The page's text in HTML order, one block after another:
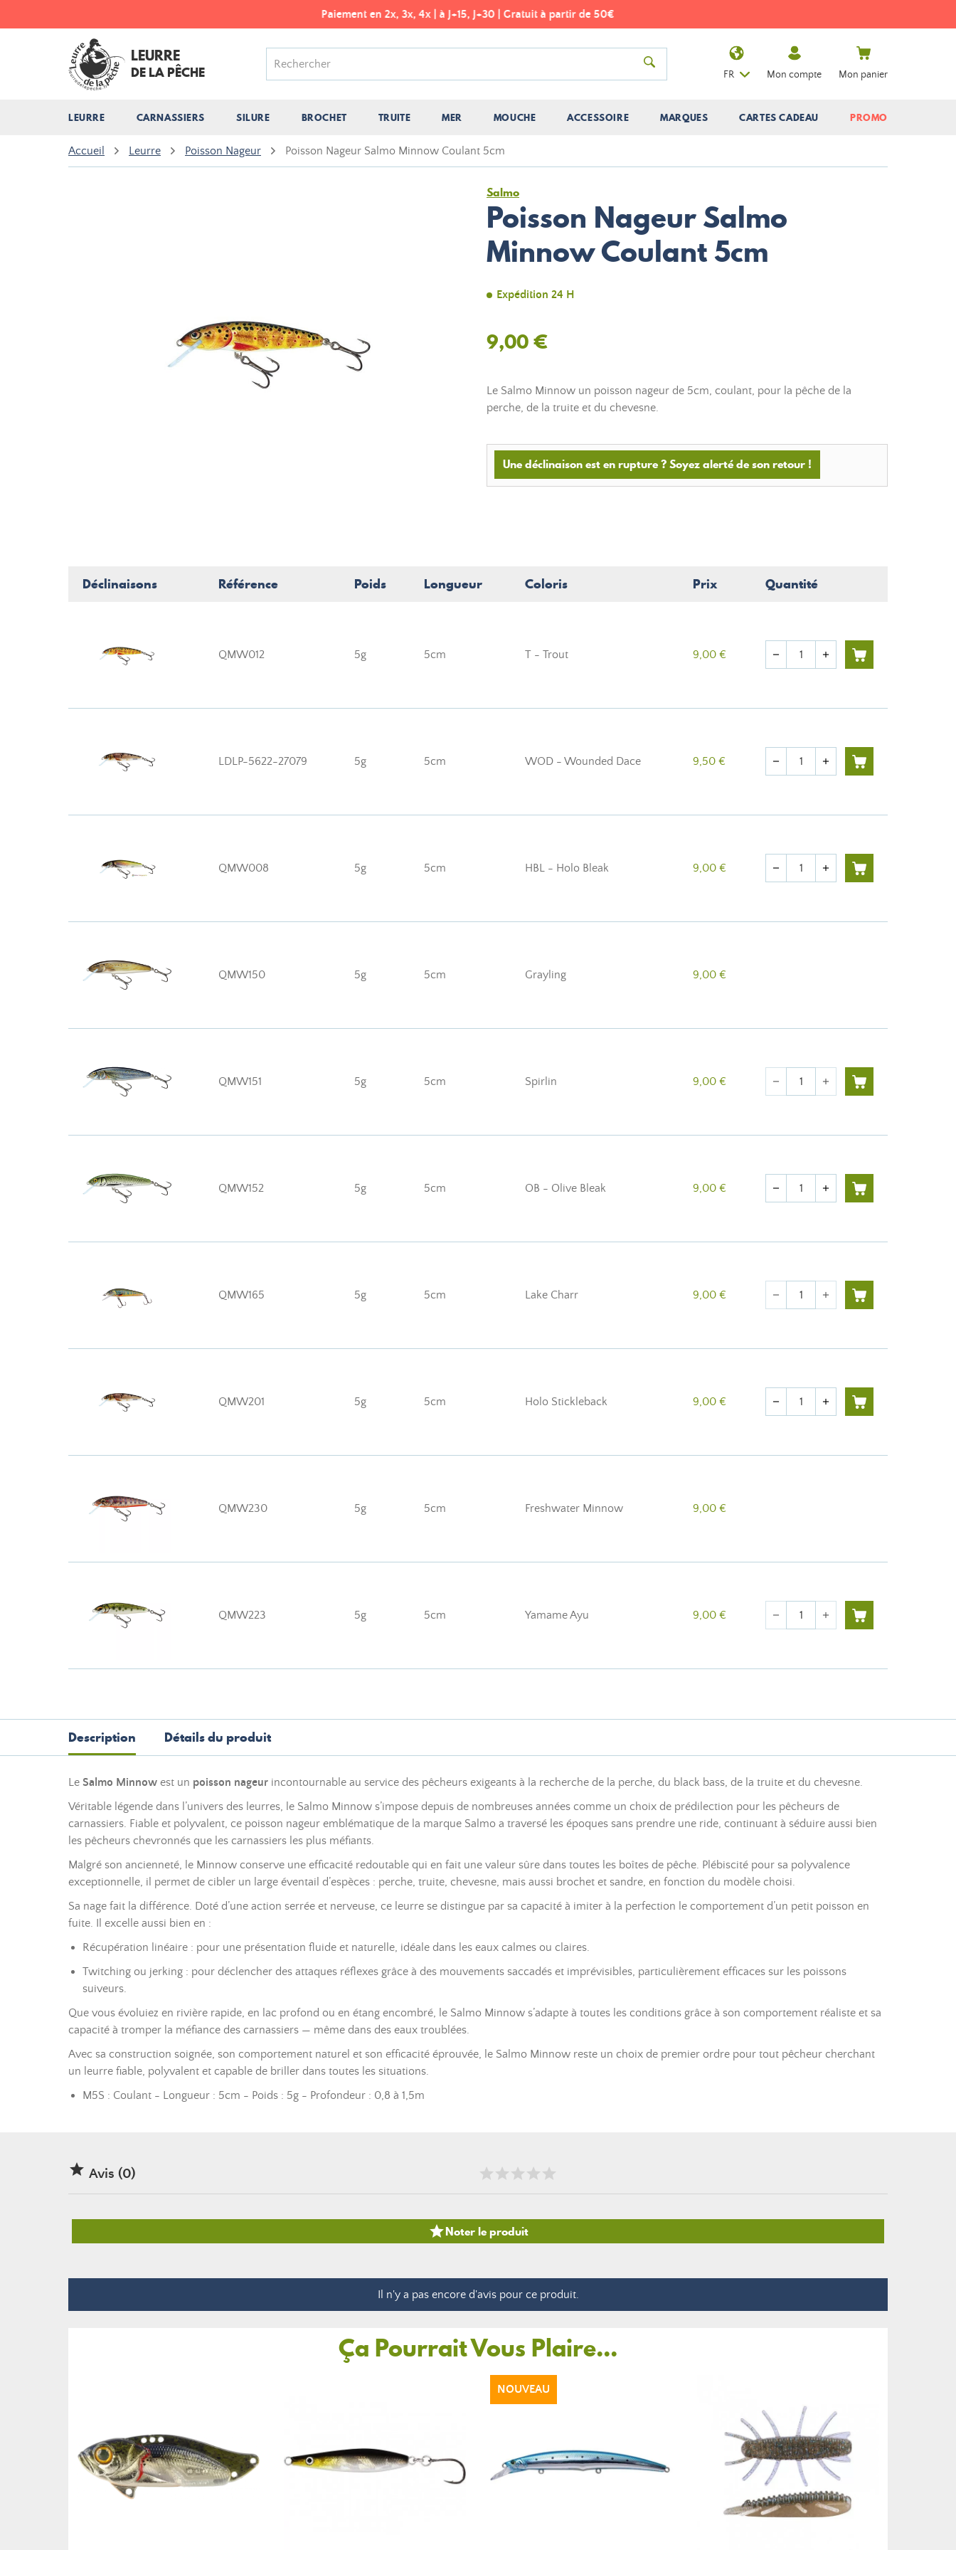
Frais de port offerts dès 49€ ! - Point relais Colissimo
LEURRE
DE LA PÊCHE
LEURRE CARNASSIERS SILURE BROCHET TRUITE MER MOUCHE ACCESSOIRE MARQUES CARTES CADEAU PROMO
FR Mon compte Mon panier
Accueil Leurre Poisson Nageur Poisson Nageur Salmo Minnow Coulant 5cm
Salmo
Poisson Nageur Salmo
Minnow Coulant 5cm
Expédition 24 H
9,00 €
Le Salmo Minnow un poisson nageur de 5cm, coulant, pour la pêche de la
perche, de la truite et du chevesne.
Une déclinaison est en rupture ? Soyez alerté de son retour !
Déclinaisons Référence Poids Longueur Coloris Prix Quantité
QMW012 5g 5cm T - Trout 9,00 € Quantité
remove add
LDLP-5622-27079 5g 5cm WOD - Wounded Dace 9,50 € Quantité
remove add
QMW008 5g 5cm HBL - Holo Bleak 9,00 € Quantité
remove add
QMW150 5g 5cm Grayling 9,00 €
QMW151 5g 5cm Spirlin 9,00 € Quantité
remove add
QMW152 5g 5cm OB - Olive Bleak 9,00 € Quantité
remove add
QMW165 5g 5cm Lake Charr 9,00 € Quantité
remove add
QMW201 5g 5cm Holo Stickleback 9,00 € Quantité
remove add
QMW230 5g 5cm Freshwater Minnow 9,00 €
QMW223 5g 5cm Yamame Ayu 9,00 € Quantité
remove add
Description Détails du produit
Le Salmo Minnow est un poisson nageur incontournable au service des pêcheurs exigeants à la recherche de la perche, du black bass, de la truite et du chevesne.
Véritable légende dans l’univers des leurres, le Salmo Minnow s’impose depuis de nombreuses années comme un choix de prédilection pour les pêcheurs de
carnassiers. Fiable et polyvalent, ce poisson nageur emblématique de la marque Salmo a traversé les époques sans prendre une ride, continuant à séduire aussi bien
les pêcheurs chevronnés que les carnassiers les plus méfiants.
Malgré son ancienneté, le Minnow conserve une efficacité redoutable qui en fait une valeur sûre dans toutes les boîtes de pêche. Plébiscité pour sa polyvalence
exceptionnelle, il permet de cibler un large éventail d’espèces : perche, truite, chevesne, mais aussi brochet et sandre, en fonction du modèle choisi.
Sa nage fait la différence. Doté d’une action serrée et nerveuse, ce leurre se distingue par sa capacité à imiter à la perfection le comportement d’un petit poisson en
fuite. Il excelle aussi bien en :
Récupération linéaire : pour une présentation fluide et naturelle, idéale dans les eaux calmes ou claires.
Twitching ou jerking : pour déclencher des attaques réflexes grâce à des mouvements saccadés et imprévisibles, particulièrement efficaces sur les poissons
suiveurs.
Que vous évoluiez en rivière rapide, en lac profond ou en étang encombré, le Salmo Minnow s’adapte à toutes les conditions grâce à son comportement réaliste et sa
capacité à tromper la méfiance des carnassiers — même dans des eaux troublées.
Avec sa construction soignée, son comportement naturel et son efficacité éprouvée, le Salmo Minnow reste un choix de premier ordre pour tout pêcheur cherchant
un leurre fiable, polyvalent et capable de briller dans toutes les situations.
M5S : Coulant - Longueur : 5cm - Poids : 5g - Profondeur : 0,8 à 1,5m
 Avis (0)
Noter le produit
Il n'y a pas encore d'avis pour ce produit.
Ça Pourrait Vous Plaire...
NOUVEAU